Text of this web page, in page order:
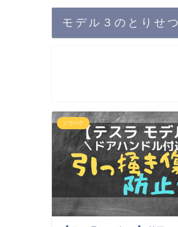
モデル３のとりせつ
ノウハウ